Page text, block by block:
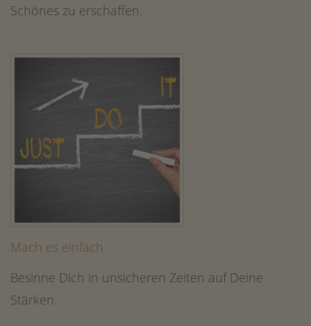
Schönes zu erschaffen.
Mach es einfach
Besinne Dich in unsicheren Zeiten auf Deine
Stärken.